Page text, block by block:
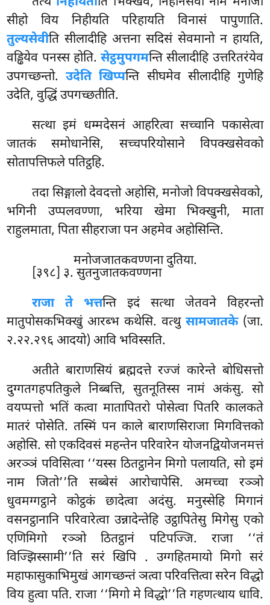
सीहो विय निहीयति परिहायति विनासं पापुणाति.
तुल्यसेवीति सीलादीहि अत्तना सदिसं सेवमानो न हायति,
वड्ढियेव पनस्स होति.सेट्ठमुपगमन्ति सीलादीहि उत्तरितरंयेव
उपगच्छन्तो.उदेति खिप्पन्ति सीघमेव सीलादीहि गुणेहि
उदेति, वुद्धिं उपगच्छतीति.
सत्था इमं धम्मदेसनं आहरित्वा सच्चानि पकासेत्वा
जातकं समोधानेसि, सच्चपरियोसाने विपक्खसेवको
सोतापत्तिफले पतिट्ठहि.
तदा सिङ्गालो देवदत्तो अहोसि, मनोजो विपक्खसेवको,
भगिनी उप्पलवण्णा, भरिया खेमा भिक्खुनी, माता
राहुलमाता, पिता सीहराजा पन अहमेव अहोसिन्ति.
मनोजजातकवण्णना दुतिया.
[३९८] ३. सुतनुजातकवण्णना
राजा ते भत्तन्ति इदं सत्था जेतवने विहरन्तो
मातुपोसकभिक्खुं आरब्भ कथेसि. वत्थु सामजातके(जा.
२.२२.२९६ आदयो) आवि भविस्सति.
अतीते बाराणसियं ब्रह्मदत्ते रज्जं कारेन्ते बोधिसत्तो
दुग्गतगहपतिकुले निब्बत्ति, सुतनूतिस्स नामं अकंसु. सो
वयप्पत्तो भतिं कत्वा मातापितरो पोसेत्वा पितरि कालकते
मातरं पोसेति. तस्मिं पन काले बाराणसिराजा मिगवित्तको
अहोसि. सो एकदिवसं महन्तेन परिवारेन योजनद्वियोजनमत्तं
अरञ्ञं पविसित्वा ‘‘यस्स ठितट्ठानेन मिगो पलायति, सो इमं
नाम जितो’’ति सब्बेसं आरोचापेसि. अमच्चा रञ्ञो
धुवमग्गट्ठाने कोट्ठकं छादेत्वा अदंसु. मनुस्सेहि मिगानं
वसनट्ठानानि परिवारेत्वा उन्नादेन्तेहि उट्ठापितेसु मिगेसु एको
एणिमिगो रञ्ञो ठितट्ठानं पटिपज्जि. राजा ‘‘तं
विज्झिस्सामी’’ति सरं खिपि . उग्गहितमायो मिगो सरं
महाफासुकाभिमुखं आगच्छन्तं ञत्वा परिवत्तित्वा सरेन विद्धो
विय हुत्वा पति. राजा ‘‘मिगो मे विद्धो’’ति गहणत्थाय धावि.